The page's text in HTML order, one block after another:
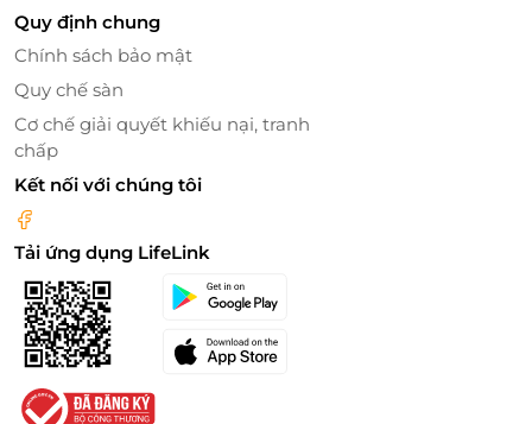
Quy định chung
Chính sách bảo mật
Quy chế sàn
Cơ chế giải quyết khiếu nại, tranh
chấp
Kết nối với chúng tôi
Tải ứng dụng LifeLink